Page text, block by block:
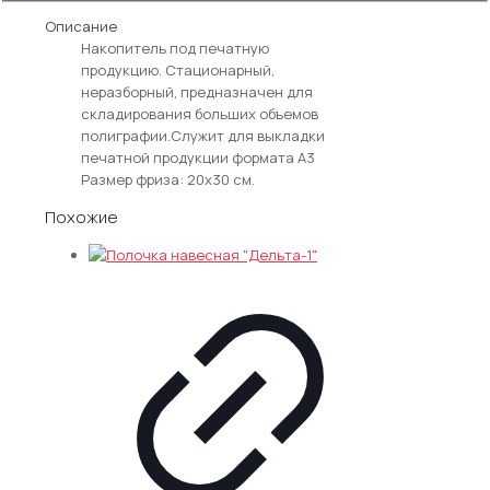
печатной
продукции
"Универсал-1"
формата А3
Описание
Накопитель под печатную
продукцию. Стационарный,
неразборный, предназначен для
складирования больших объемов
полиграфии.Служит для выкладки
печатной продукции формата А3
Размер фриза: 20х30 см.
Похожие